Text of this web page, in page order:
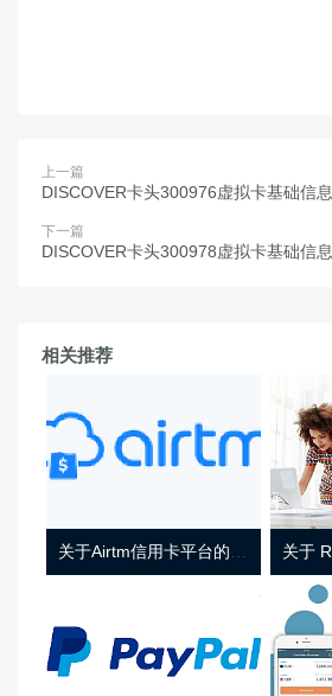
上一篇
DISCOVER卡头300976虚拟卡基础信息
下一篇
DISCOVER卡头300978虚拟卡基础信息
相关推荐